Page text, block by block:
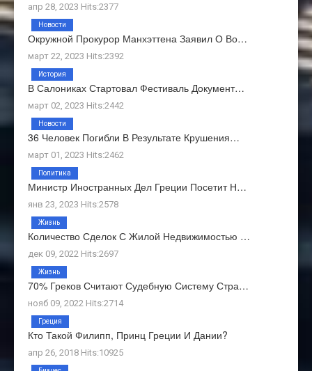
апр 28, 2023 Hits:2377
Окружной Прокурор Манхэттена Заявил О Во…
март 22, 2023 Hits:2392
Новости
В Салониках Стартовал Фестиваль Документ…
март 02, 2023 Hits:2442
История
36 Человек Погибли В Результате Крушения…
март 01, 2023 Hits:2462
Новости
Министр Иностранных Дел Греции Посетит Н…
янв 23, 2023 Hits:2578
Политика
Количество Сделок С Жилой Недвижимостью …
дек 09, 2022 Hits:2697
Жизнь
70% Греков Считают Судебную Систему Стра…
нояб 09, 2022 Hits:2714
Жизнь
Кто Такой Филипп, Принц Греции И Дании?
апр 26, 2018 Hits:10925
Греция